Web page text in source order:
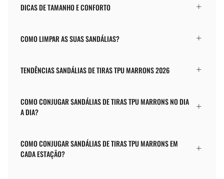
DICAS DE TAMANHO E CONFORTO
COMO LIMPAR AS SUAS SANDÁLIAS?
TENDÊNCIAS SANDÁLIAS DE TIRAS TPU MARRONS 2026
COMO CONJUGAR SANDÁLIAS DE TIRAS TPU MARRONS NO DIA
A DIA?
COMO CONJUGAR SANDÁLIAS DE TIRAS TPU MARRONS EM
CADA ESTAÇÃO?